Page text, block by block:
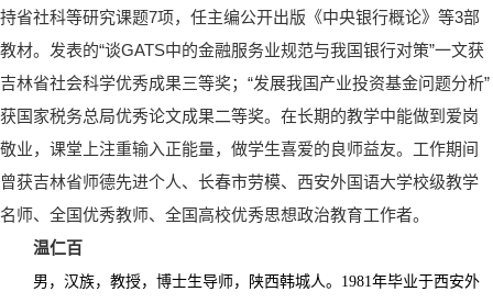
持省社科等研究课题7项，任主编公开出版《中央银行概论》等3部
教材。发表的“谈GATS中的金融服务业规范与我国银行对策”一文获
吉林省社会科学优秀成果三等奖；“发展我国产业投资基金问题分析”
获国家税务总局优秀论文成果二等奖。在长期的教学中能做到爱岗
敬业，课堂上注重输入正能量，做学生喜爱的良师益友。工作期间
曾获吉林省师德先进个人、长春市劳模、西安外国语大学校级教学
名师、全国优秀教师、全国高校优秀思想政治教育工作者。
温仁百
男，汉族，教授，博士生导师，陕西韩城人。 1981年毕业于西安外